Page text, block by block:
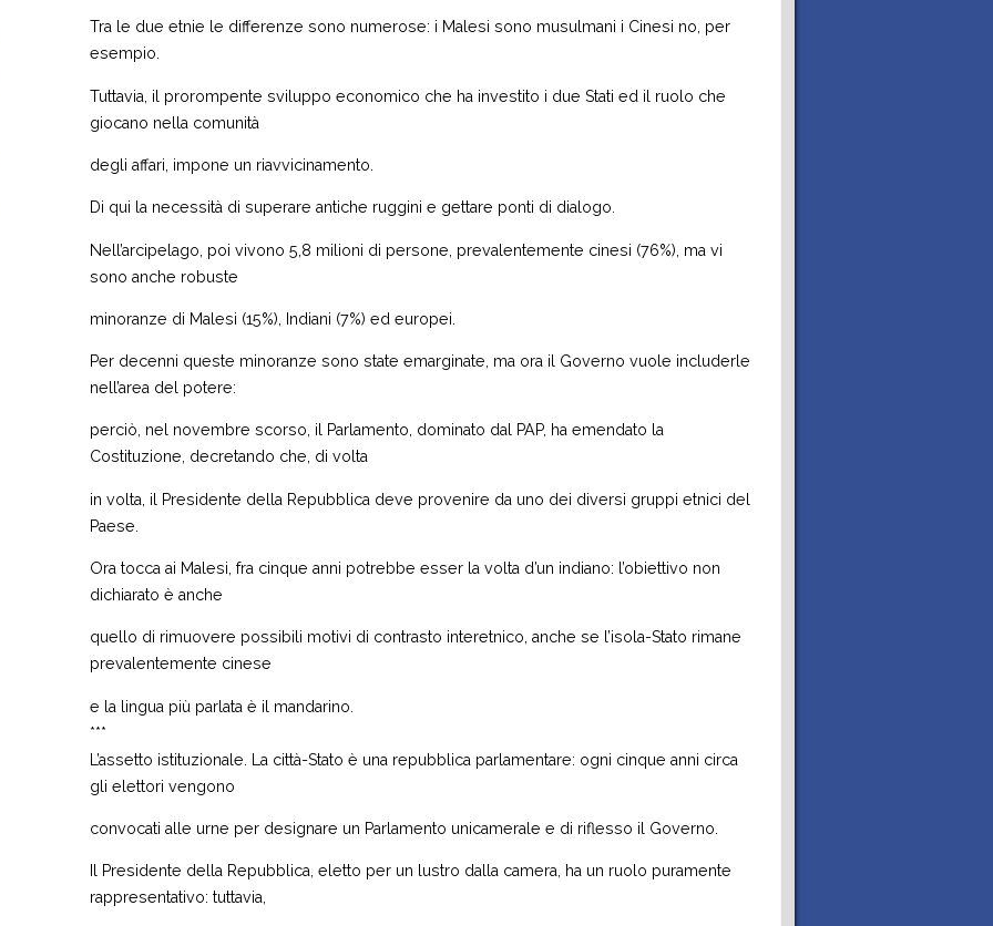
Tra le due etnie le differenze sono numerose: i Malesi sono musulmani i Cinesi no, per
esempio.
Tuttavia, il prorompente sviluppo economico che ha investito i due Stati ed il ruolo che
giocano nella comunità
degli affari, impone un riavvicinamento.
Di qui la necessità di superare antiche ruggini e gettare ponti di dialogo.
Nell’arcipelago, poi vivono 5,8 milioni di persone, prevalentemente cinesi (76%), ma vi
sono anche robuste
minoranze di Malesi (15%), Indiani (7%) ed europei.
Per decenni queste minoranze sono state emarginate, ma ora il Governo vuole includerle
nell’area del potere:
perciò, nel novembre scorso, il Parlamento, dominato dal PAP, ha emendato la
Costituzione, decretando che, di volta
in volta, il Presidente della Repubblica deve provenire da uno dei diversi gruppi etnici del
Paese.
Ora tocca ai Malesi, fra cinque anni potrebbe esser la volta d’un indiano: l’obiettivo non
dichiarato è anche
quello di rimuovere possibili motivi di contrasto interetnico, anche se l’isola-Stato rimane
prevalentemente cinese
e la lingua più parlata è il mandarino.
***
L’assetto istituzionale. La città-Stato è una repubblica parlamentare: ogni cinque anni circa
gli elettori vengono
convocati alle urne per designare un Parlamento unicamerale e di riflesso il Governo.
Il Presidente della Repubblica, eletto per un lustro dalla camera, ha un ruolo puramente
rappresentativo: tuttavia,